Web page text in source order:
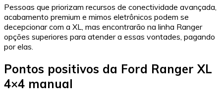
Pessoas que priorizam recursos de conectividade avançada,
acabamento premium e mimos eletrônicos podem se
decepcionar com a XL, mas encontrarão na linha Ranger
opções superiores para atender a essas vontades, pagando
por elas.
Pontos positivos da Ford Ranger XL
4×4 manual